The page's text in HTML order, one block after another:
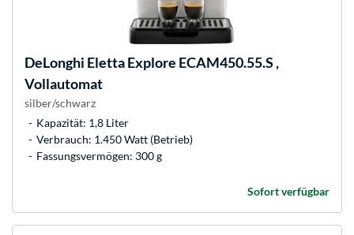
DeLonghi Eletta Explore ECAM450.55.S ,
Vollautomat
silber/schwarz
Kapazität: 1,8 Liter
Verbrauch: 1.450 Watt (Betrieb)
Fassungsvermögen: 300 g
Sofort verfügbar